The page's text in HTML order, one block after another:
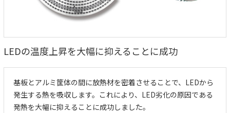
LEDの温度上昇を大幅に抑えることに成功
基板とアルミ筐体の間に放熱材を密着させることで、LEDから
発生する熱を吸収します。これにより、LED劣化の原因である
発熱を大幅に抑えることに成功しました。